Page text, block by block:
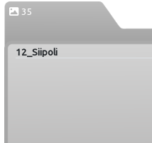
35
12_Siipoli